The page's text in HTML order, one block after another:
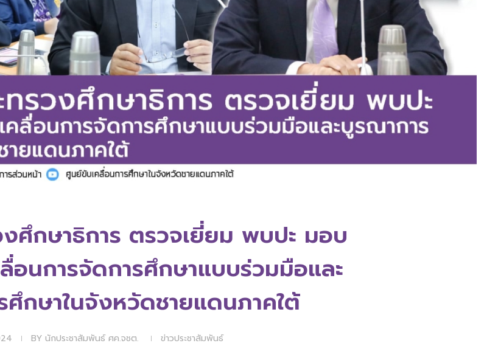
ศึกษาธิการ ตรวจเยี่ยม พบปะ มอบ
อนการจัดการศึกษาแบบร่วมมือและ
ศึกษาในจังหวัดชายแดนภาคใต้
BY นักประชาสัมพันธ์ ศค.จชต. ข่าวประชาสัมพันธ์